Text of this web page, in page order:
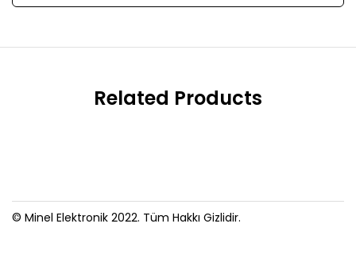
Related Products
© Minel Elektronik 2022. Tüm Hakkı Gizlidir.